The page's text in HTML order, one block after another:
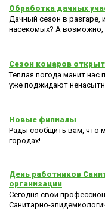
Обработка дачных
Дачный сезон в разгаре,
насекомых? А возможно,
Сезон комаров
Теплая погода манит нас
уже поджидают
Новые филиалы
Рады сообщить вам, что
городах!
День работников
организации
Сегодня свой
Санитарно-